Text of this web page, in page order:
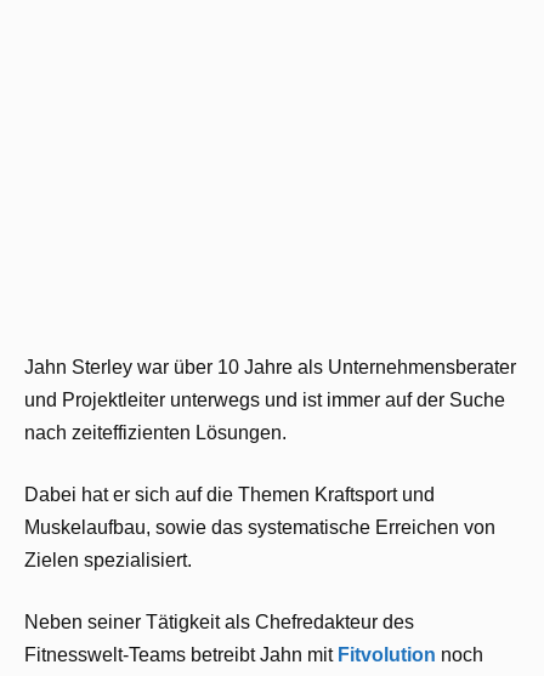
Jahn Sterley war über 10 Jahre als Unternehmensberater
und Projektleiter unterwegs und ist immer auf der Suche
nach zeiteffizienten Lösungen.
Dabei hat er sich auf die Themen Kraftsport und
Muskelaufbau, sowie das systematische Erreichen von
Zielen spezialisiert.
Neben seiner Tätigkeit als Chefredakteur des
Fitnesswelt-Teams betreibt Jahn mit Fitvolution noch